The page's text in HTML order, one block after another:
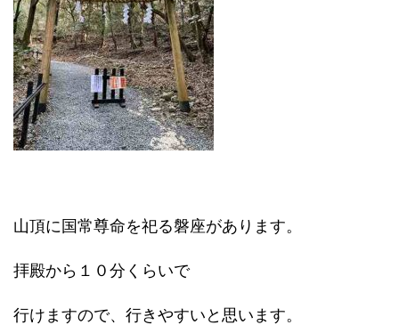
山頂に国常尊命を祀る磐座があります。
拝殿から１０分くらいで
行けますので、行きやすいと思います。